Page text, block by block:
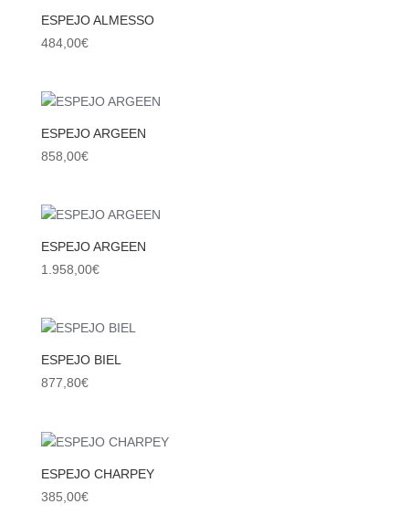
ESPEJO ALMESSO
484,00€
ESPEJO ARGEEN
858,00€
ESPEJO ARGEEN
1.958,00€
ESPEJO BIEL
877,80€
ESPEJO CHARPEY
385,00€